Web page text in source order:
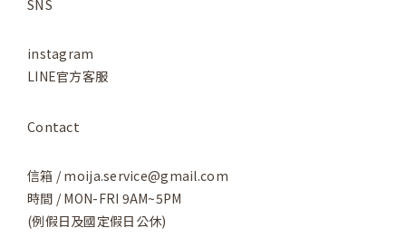
SNS
instagram
LINE官方客服
Contact
信箱 / moija.service@gmail.com
時間 / MON-FRI 9AM~5PM
(例假日及國定假日公休)